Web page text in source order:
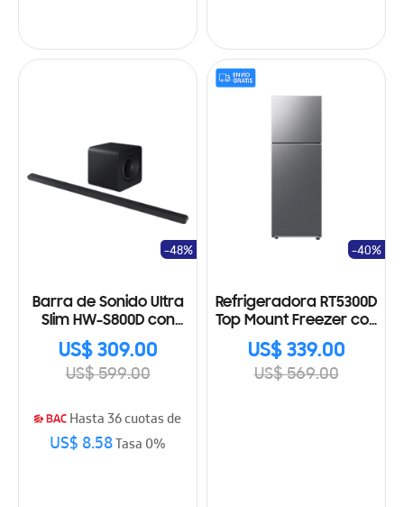
Barra de Sonido Ultra
Slim HW-S800D con
Subwoofer 2024
US$ 309.00
US$ 599.00
-48%
Hasta 36 cuotas de
US$ 8.58Tasa 0%
Refrigeradora RT5300D
Top Mount Freezer con
AI Energy Mode, 302ℓ
US$ 339.00
US$ 569.00
-40%